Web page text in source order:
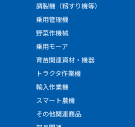
調製機（籾すり機等）
乗用管理機
野菜作機械
乗用モーア
育苗関連資材・機器
トラクタ作業機
輸入作業機
スマート農機
その他関連商品